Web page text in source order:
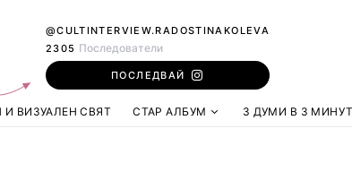
@CULTINTERVIEW.RADOSTINAKOLEVA
2305 Последователи
ПОСЛЕДВАЙ
И ВИЗУАЛЕН СВЯТ СТАР АЛБУМ 3 ДУМИ В 3